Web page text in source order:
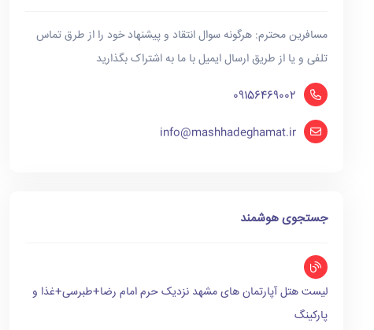
مسافرین محترم: هرگونه سوال انتقاد و پیشنهاد خود را از طرق تماس
تلفی و یا از طریق ارسال ایمیل با ما به اشتراک بگذارید
09156469002
info@mashhadeghamat.ir
جستجوی هوشمند
لیست هتل آپارتمان های مشهد نزدیک حرم امام رضا+طبرسی+غذا و
پارکینگ